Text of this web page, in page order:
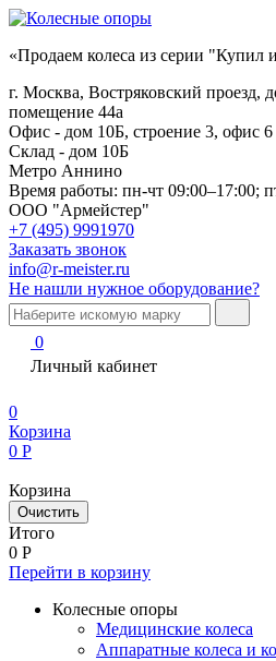
«Продаем колеса из серии "Купил
г. Москва, Востряковский проезд,
помещение 44а
Офис - дом 10Б, строение 3, офис 6
Склад - дом 10Б
Метро Аннино
Время работы: пн-чт 09:00–17:00;
ООО "Армейстер"
+7 (495) 9991970
Заказать звонок
info@r-meister.ru
Не нашли нужное оборудование?
0
Личный кабинет
0
Корзина
0 Р
Корзина
Очистить
Итого
0 Р
Перейти в корзину
Колесные опоры
Медицинские колеса
Аппаратные колеса и